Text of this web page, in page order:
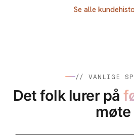
Fjellsport: Ikke la utsyret
Se alle
// VANLIGE
Det folk lurer på
møte